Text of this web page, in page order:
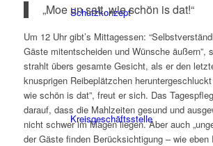
Schutzkonzept
Kreisgeschäftsstelle
„Moe un satt, wie schön is dat!“
Um 12 Uhr gibt’s Mittagessen:
Gäste mitentscheiden und Wünsche äußern”,
strahlt übers gesamte Gesicht, als er den
knusprigen Reibeplätzchen
wie schön is dat”, freut er sich. Das
darauf, dass die Mahlzeiten gesund und
nicht schwer im Magen liegen. Aber auch
der Gäste finden Berücksichtigung – wie eben